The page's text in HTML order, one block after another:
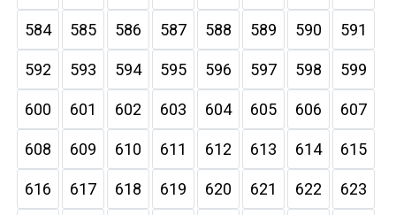
584 585 586 587 588 589 590 591
592 593 594 595 596 597 598 599
600 601 602 603 604 605 606 607
608 609 610 611 612 613 614 615
616 617 618 619 620 621 622 623